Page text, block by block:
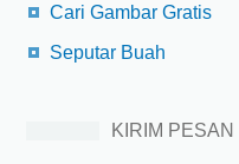
Cari Gambar Gratis
Seputar Buah
KIRIM